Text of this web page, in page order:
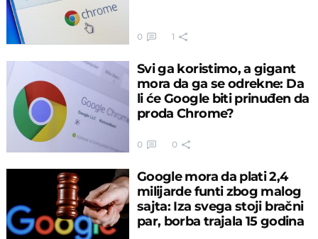
0 1
Svi ga koristimo, a gigant
mora da ga se odrekne: Da
li će Google biti prinuđen da
proda Chrome?
0 0
Google mora da plati 2,4
milijarde funti zbog malog
sajta: Iza svega stoji bračni
par, borba trajala 15 godina